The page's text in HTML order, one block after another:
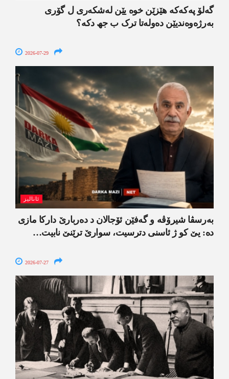
گەلۆ پەکەکە ھێزێن خوە یێن لەشکەری ل گۆری
بەرژەوەندیێن دەولەتا ترک ب جھ دکە؟
2026-07-29
ئانالیز
بەرسڤا شیرۆڤە و گەفێن ئۆجالان د دەربارێ دارکا مازی
دە: یێ کو ژ ئاسنی دترسیت، سوارێ ترێنێ نابیت…
2026-07-27